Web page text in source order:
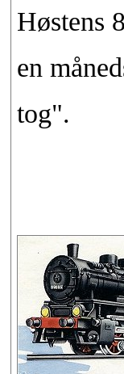
Høstens
en
tog".